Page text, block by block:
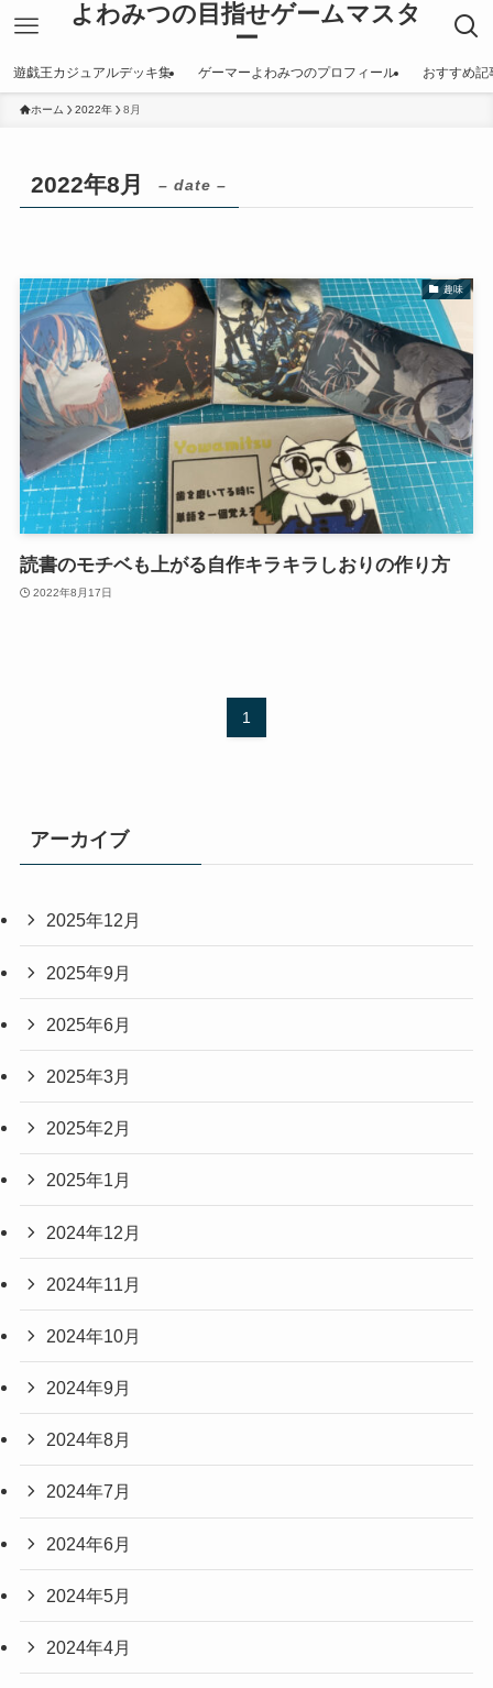
よわみつの目指せゲームマスタ
ー
遊戯王カジュアルデッキ集 ゲーマーよわみつのプロフィール おすすめ記
ホーム 2022年 8月
2022年8月 – date –
趣味
読書のモチベも上がる自作キラキラしおりの作り方
2022年8月17日
1
アーカイブ
2025年12月
2025年9月
2025年6月
2025年3月
2025年2月
2025年1月
2024年12月
2024年11月
2024年10月
2024年9月
2024年8月
2024年7月
2024年6月
2024年5月
2024年4月